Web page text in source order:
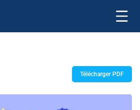
Télécharger PDF